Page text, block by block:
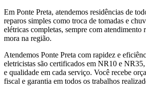
Em Ponte Preta, atendemos residências de
reparos simples como troca de tomadas e
elétricas completas, sempre com atendimento
mora na região.
Atendemos Ponte Preta com rapidez e
eletricistas são certificados em NR10 e
e qualidade em cada serviço. Você recebe
fiscal e garantia em todos os trabalhos